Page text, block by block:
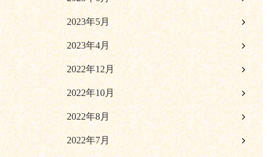
2023年5月
2023年4月
2022年12月
2022年10月
2022年8月
2022年7月